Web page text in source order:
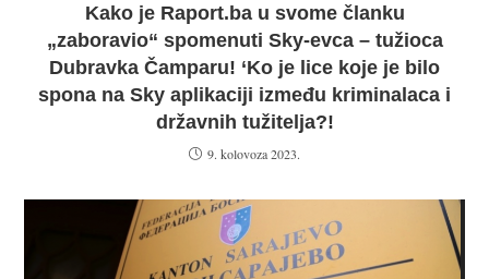
Kako je Raport.ba u svome članku
„zaboravio“ spomenuti Sky-evca – tužioca
Dubravka Čamparu! ‘Ko je lice koje je bilo
spona na Sky aplikaciji između kriminalaca i
državnih tužitelja?!
9. kolovoza 2023.